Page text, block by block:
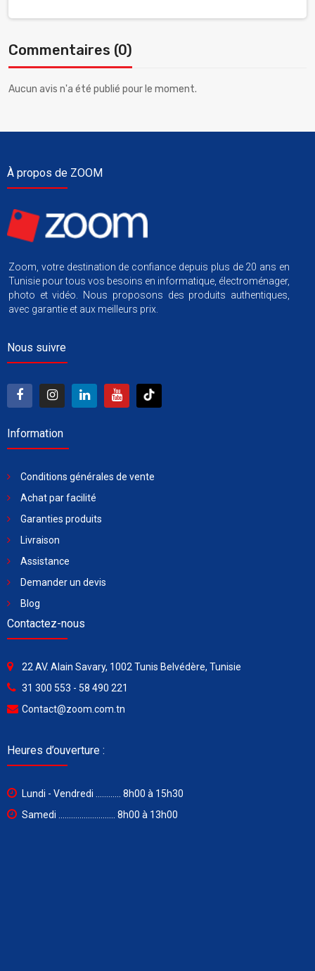
Commentaires (0)
Aucun avis n'a été publié pour le moment.
À propos de ZOOM
Zoom, votre destination de confiance depuis plus de 20 ans en
Tunisie pour tous vos besoins en informatique, électroménager,
photo et vidéo. Nous proposons des produits authentiques,
avec garantie et aux meilleurs prix.
Nous suivre
Information
Conditions générales de vente
Achat par facilité
Garanties produits
Livraison
Assistance
Demander un devis
Blog
Contactez-nous
22 AV. Alain Savary, 1002 Tunis Belvédère, Tunisie
31 300 553 - 58 490 221
Contact@zoom.com.tn
Heures d’ouverture :
Lundi - Vendredi ............ 8h00 à 15h30
Samedi ........................... 8h00 à 13h00